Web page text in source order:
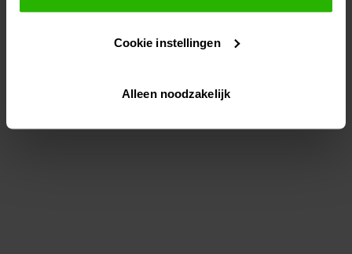
gepersonaliseerde advertenties te plaatsen.
Lees hier meer over in onsprivacybeleid
Via "Cookie instellingen" kun je ook zelf instellen welke
Cookie instellingen
Alleen noodzakelijk